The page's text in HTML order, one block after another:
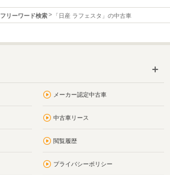
フリーワード検索 「日産 ラフェスタ」の中古車
メーカー認定中古車
中古車リース
閲覧履歴
プライバシーポリシー